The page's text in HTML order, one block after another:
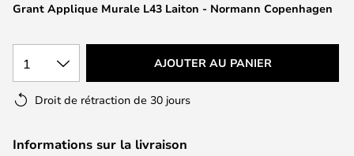
gallery
Grant Applique Murale L43 Laiton - Normann Copenhagen
1 AJOUTER AU PANIER
Droit de rétraction de 30 jours
Informations sur la livraison